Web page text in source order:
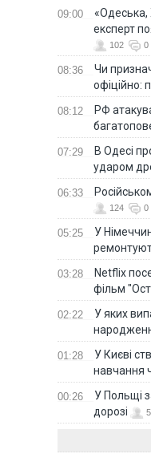
09:00
«Одеська,
експерт
102 0
08:36
Чи
офіційно:
08:12
РФ
07:29
В Одесі
ударом
06:33
124 0
05:25
У
03:28
Netflix
фільм
02:22
У яких
01:28
У Києві
навчання
00:26
У Польщі
дорозі